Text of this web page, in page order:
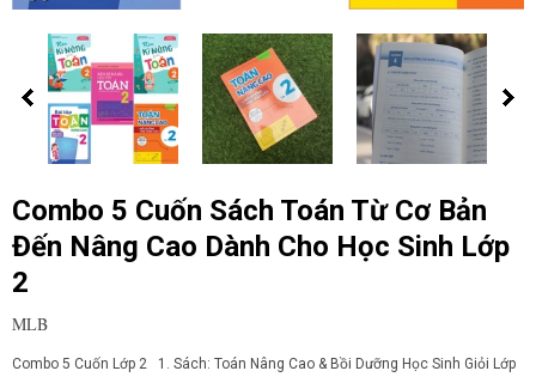
Combo 5 Cuốn Sách Toán Từ Cơ Bản
Đến Nâng Cao Dành Cho Học Sinh Lớp
2
MLB
Combo 5 Cuốn Lớp 2 1. Sách: Toán Nâng Cao & Bồi Dưỡng Học Sinh Giỏi Lớp